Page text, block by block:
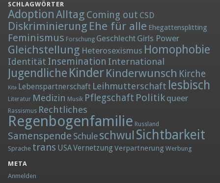
SCHLAGWÖRTER
AdoptionAlltag Coming out CSD
Diskriminierung Ehe für alle Ehegattensplitting
Feminismus Forschung Geschlecht Girls Power
Gleichstellung Heterosexismus Homophobie
Identität Insemination International
Jugendliche Kinder Kinderwunsch Kirche
Kita Lebenspartnerschaft Leihmutterschaft lesbisch
Literatur Medizin Musik Pflegschaft Politik queer
Rassismus Rechtliches
Regenbogenfamilie Russland
Samenspende Schule schwul Sichtbarkeit
Sprache trans USAVernetzung Verpartnerung Werbung
META
Anmelden